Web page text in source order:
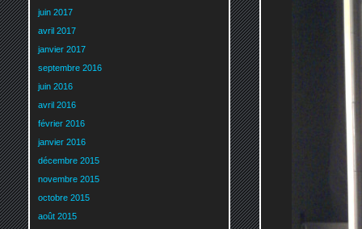
juin 2017
avril 2017
janvier 2017
septembre 2016
juin 2016
avril 2016
février 2016
janvier 2016
décembre 2015
novembre 2015
octobre 2015
août 2015